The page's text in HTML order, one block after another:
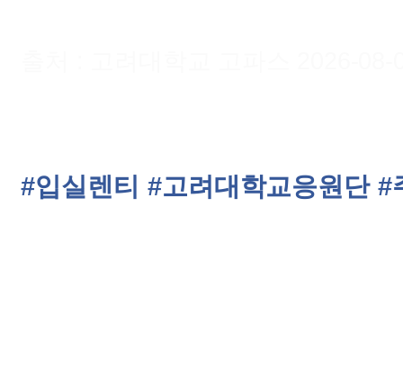
#입실렌티 #고려대학교응원단 #